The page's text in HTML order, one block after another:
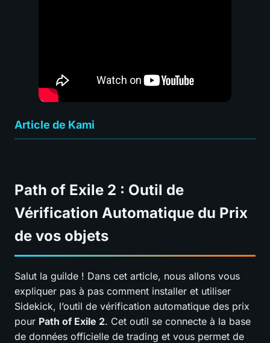
Article de Kami
Path of Exile 2 : Outil de
Vérification Automatique du Prix
de vos objets
Salut la guilde ! Dans cet article, nous allons vous
expliquer pas à pas comment installer et utiliser
Sidekick, l’outil de vérification automatique des prix
pour Path of Exile 2. Cet outil se connecte à la base
de données officielle de trading et vous permet de